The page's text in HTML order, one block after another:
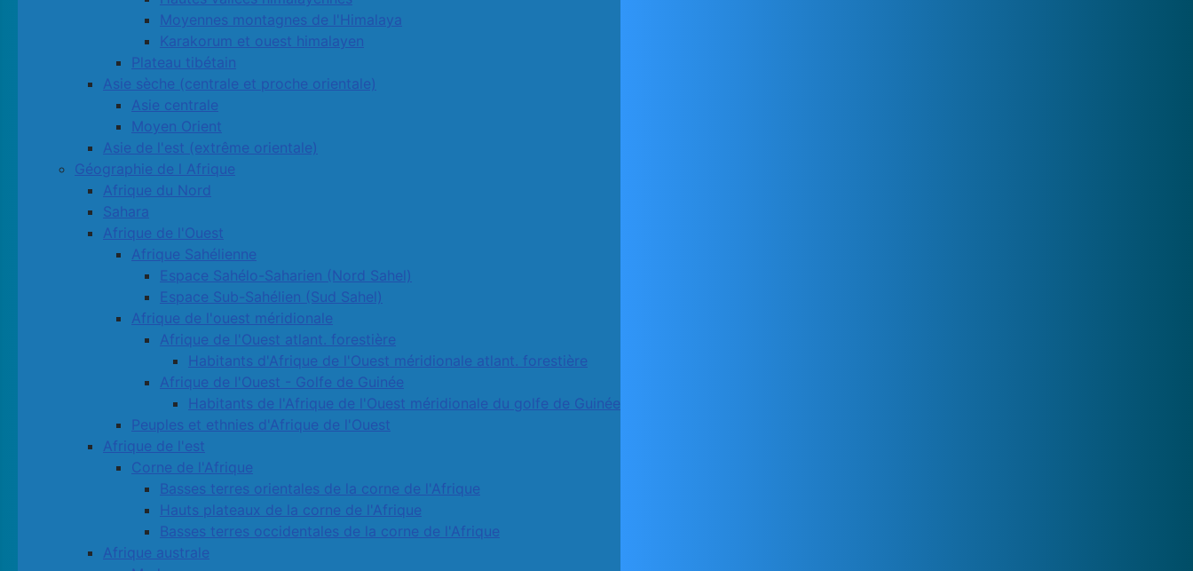
Moyennes montagnes de l'Himalaya
Karakorum et ouest himalayen
Plateau tibétain
Asie sèche (centrale et proche orientale)
Asie centrale
Moyen Orient
Asie de l'est (extrême orientale)
Géographie de l Afrique
Afrique du Nord
Sahara
Afrique de l'Ouest
Afrique Sahélienne
Espace Sahélo-Saharien (Nord Sahel)
Espace Sub-Sahélien (Sud Sahel)
Afrique de l'ouest méridionale
Afrique de l'Ouest atlant. forestière
Habitants d'Afrique de l'Ouest méridionale atlant. forestière
Afrique de l'Ouest - Golfe de Guinée
Habitants de l'Afrique de l'Ouest méridionale du golfe de Guinée
Peuples et ethnies d'Afrique de l'Ouest
Afrique de l'est
Corne de l'Afrique
Basses terres orientales de la corne de l'Afrique
Hauts plateaux de la corne de l'Afrique
Basses terres occidentales de la corne de l'Afrique
Afrique australe